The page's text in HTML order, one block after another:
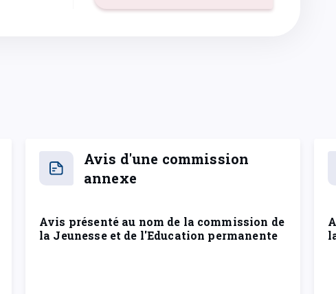
Avis d'une commission
annexe
Avis présenté au nom de la commission de
la Jeunesse et de l'Education permanente